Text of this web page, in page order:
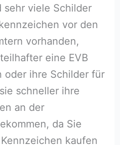
sehr viele Schilder
vor den
vorhanden,
eine EVB
oder ihre Schilder für
schneller ihre
an der
da Sie
kaufen